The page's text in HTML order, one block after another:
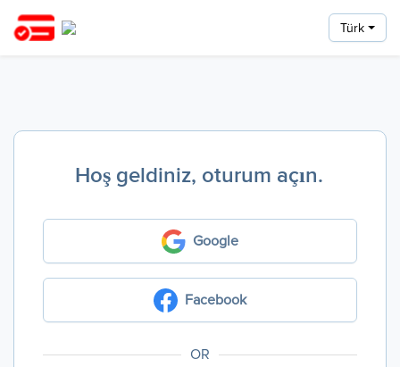
Türk
Hoş geldiniz, oturum açın.
Google
Facebook
OR